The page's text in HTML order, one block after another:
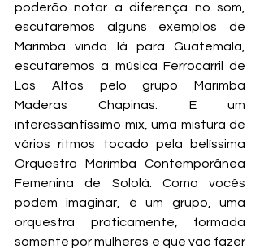
poderão notar a diferença no som,
escutaremos alguns exemplos de
Marimba vinda lá para Guatemala,
escutaremos a música Ferrocarril de
Los Altos pelo grupo Marimba
Maderas Chapinas. E um
interessantíssimo mix, uma mistura de
vários ritmos tocado pela belíssima
Orquestra Marimba Contemporânea
Femenina de Sololá. Como vocês
podem imaginar, é um grupo, uma
orquestra praticamente, formada
somente por mulheres e que vão fazer